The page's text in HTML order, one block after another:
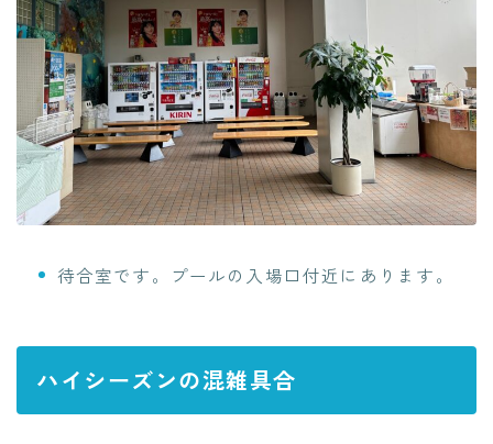
待合室です。プールの入場口付近にあります。
ハイシーズンの混雑具合